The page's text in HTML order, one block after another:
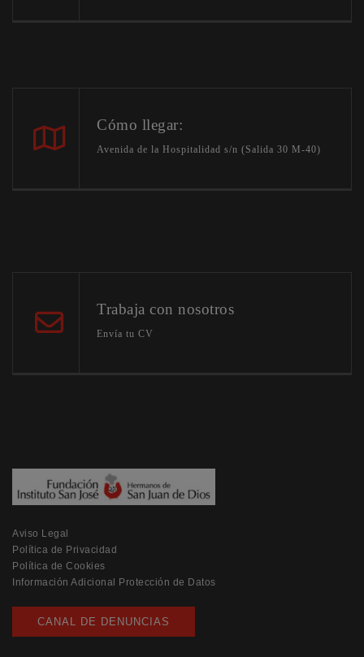
Cómo llegar:
Avenida de la Hospitalidad s/n (Salida 30 M-40)
Trabaja con nosotros
Envía tu CV
Aviso Legal
Política de Privacidad
Política de Cookies
Información Adicional Protección de Datos
CANAL DE DENUNCIAS